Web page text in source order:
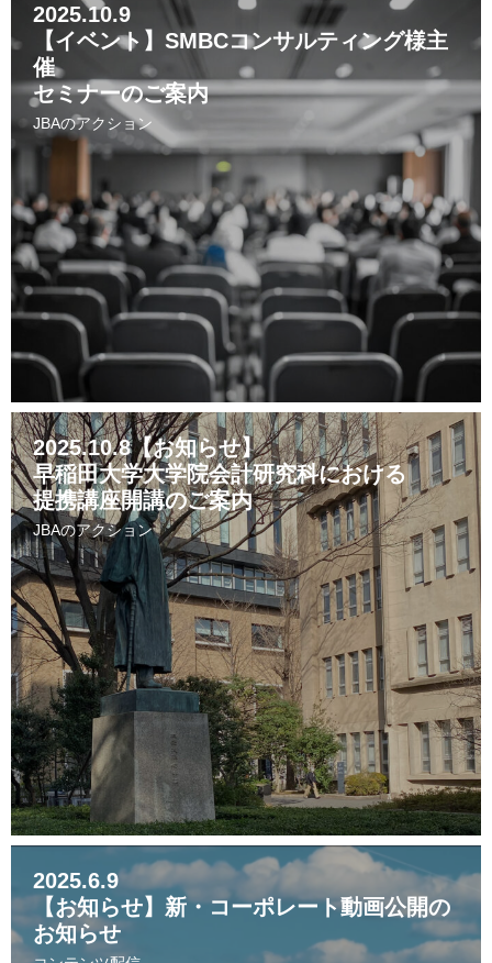
2025.10.9
【イベント】SMBCコンサルティング様主
催
セミナーのご案内
JBAのアクション
2025.10.8【お知らせ】
早稲田大学大学院会計研究科における
提携講座開講のご案内
JBAのアクション
2025.6.9
【お知らせ】新・コーポレート動画公開の
お知らせ